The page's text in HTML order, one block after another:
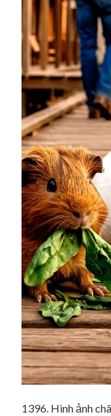
1396. Hình ảnh